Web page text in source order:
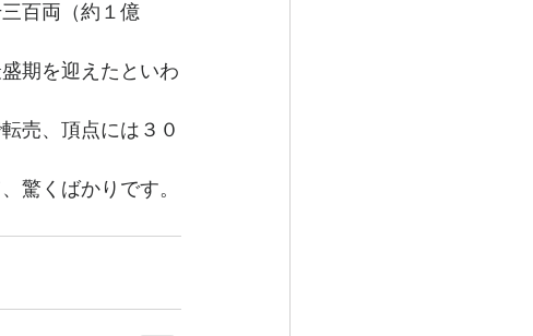
百両（約１億
期を迎えたといわ
売、頂点には３０
驚くばかりです。